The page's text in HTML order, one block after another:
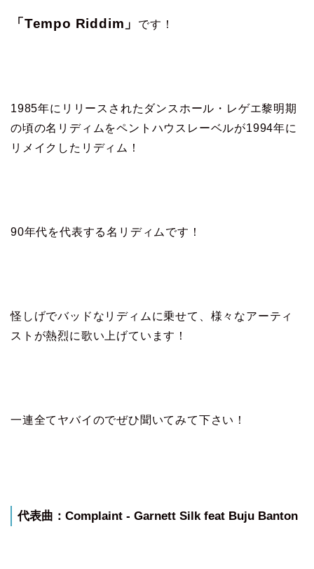
「Tempo Riddim」 です！
1985年にリリースされたダンスホール・レゲエ黎明期
の頃の名リディムをペントハウスレーベルが1994年に
リメイクしたリディム！
90年代を代表する名リディムです！
怪しげでバッドなリディムに乗せて、様々なアーティ
ストが熱烈に歌い上げています！
一連全てヤバイのでぜひ聞いてみて下さい！
代表曲：Complaint - Garnett Silk feat Buju Banton